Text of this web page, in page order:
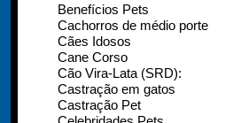
Benefícios Pets
Cachorros de médio porte
Cães Idosos
Cane Corso
Cão Vira-Lata (SRD):
Castração em gatos
Castração Pet